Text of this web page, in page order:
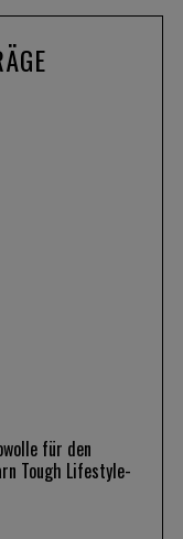
für den
Tough Lifestyle-